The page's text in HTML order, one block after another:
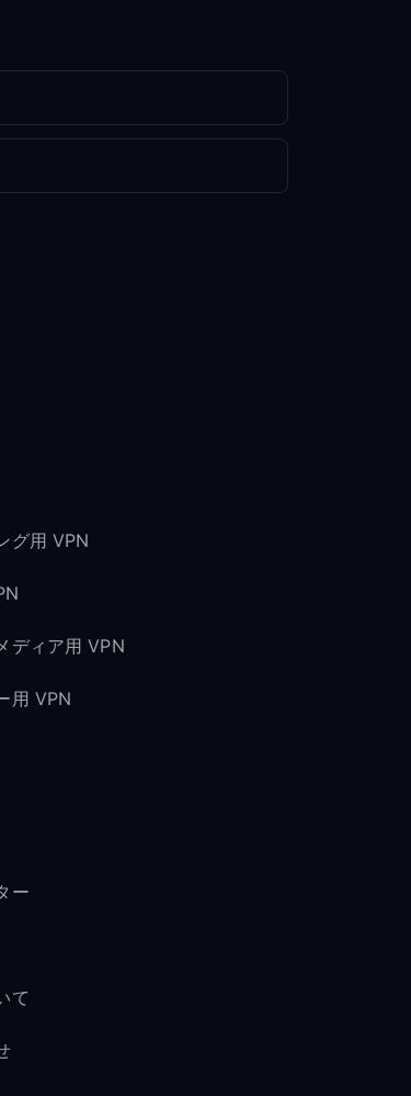
グ用 VPN
ディア用 VPN
用 VPN
ー
て